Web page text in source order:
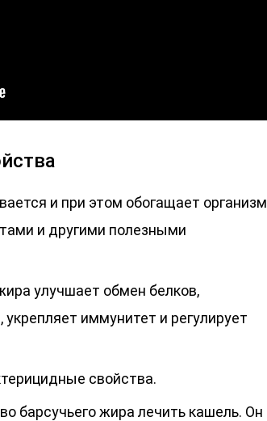
и при этом обогащает организм
и другими полезными
улучшает обмен белков,
иммунитет и регулирует
свойства.
барсучьего жира лечить кашель. Он